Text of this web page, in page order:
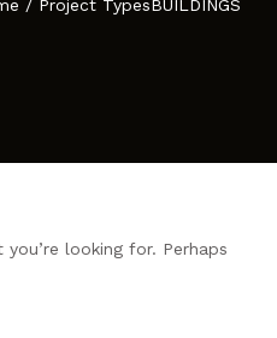
/ Project TypesBUILDINGS
looking for. Perhaps